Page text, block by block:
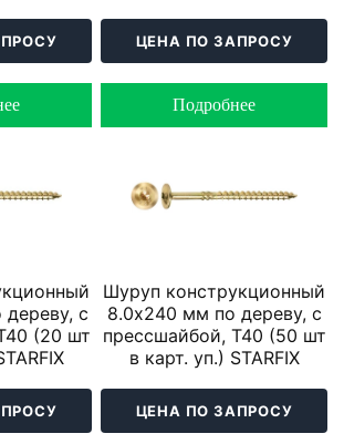
ЦЕНА ПО ЗАПРОСУ
Подробнее
с
(20 шт
Шуруп конструкционный
8.0х240 мм по дереву, с
прессшайбой, T40 (50 шт
в карт. уп.) STARFIX
ЦЕНА ПО ЗАПРОСУ